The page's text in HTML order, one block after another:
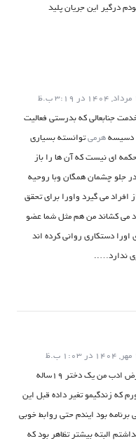
درگیر این جریان پلید
جنابعالی که بدرستی فعالیت
دسیسههرمیتوانسته بسیاری
ای نیست که آن ها را باز
جلو چشمان همگان وبا روحیه
افراد می گیرد واورا برای تحقق
می کشاند من هم مثل شما عضو
اورا دستکاری روانی کرده اند
ندارد…..
سلام عرض ادب من یک دختر 19ساله
که زندگیمو تغیر داده قبل این
برنامه بود ایندم حتی روابط خوبی
البته بیشتر تظاهر بود که